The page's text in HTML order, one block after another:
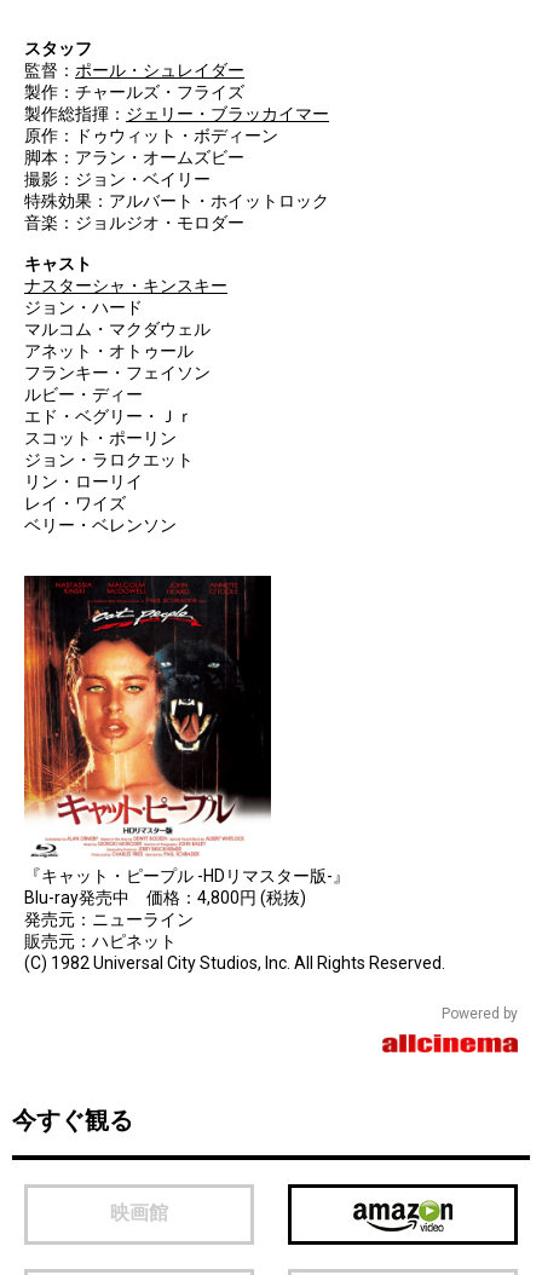
スタッフ
監督： ポール・シュレイダー
製作：チャールズ・フライズ
製作総指揮： ジェリー・ブラッカイマー
原作：ドゥウィット・ボディーン
脚本：アラン・オームズビー
撮影：ジョン・ベイリー
特殊効果：アルバート・ホイットロック
音楽：ジョルジオ・モロダー
キャスト
ナスターシャ・キンスキー
ジョン・ハード
マルコム・マクダウェル
アネット・オトゥール
フランキー・フェイソン
ルビー・ディー
エド・ベグリー・Ｊｒ
スコット・ポーリン
ジョン・ラロクエット
リン・ローリイ
レイ・ワイズ
ベリー・ベレンソン
『キャット・ピープル -HDリマスター版-』
Blu-ray発売中 価格：4,800円 (税抜)
発売元：ニューライン
販売元：ハピネット
(C) 1982 Universal City Studios, Inc. All Rights Reserved.
Powered by
今すぐ観る
映画館